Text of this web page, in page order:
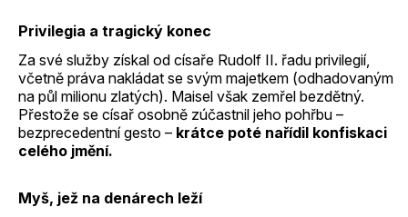
Privilegia a tragický konec
Za své služby získal od císaře Rudolf II. řadu privilegií,
včetně práva nakládat se svým majetkem (odhadovaným
na půl milionu zlatých). Maisel však zemřel bezdětný.
Přestože se císař osobně zúčastnil jeho pohřbu –
bezprecedentní gesto – krátce poté nařídil konfiskaci
celého jmění.
Myš, jež na denárech leží